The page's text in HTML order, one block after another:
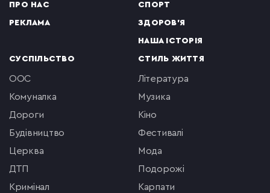
ПРО НАС
РЕКЛАМА
СПОРТ
ЗДОРОВ'Я
НАША ІСТОРІЯ
СУСПІЛЬСТВО
ООС
комуналка
Дороги
будівництво
церква
ДТП
кримінал
СТИЛЬ ЖИТТЯ
література
музика
кіно
фестивалі
мода
подорожі
Карпати